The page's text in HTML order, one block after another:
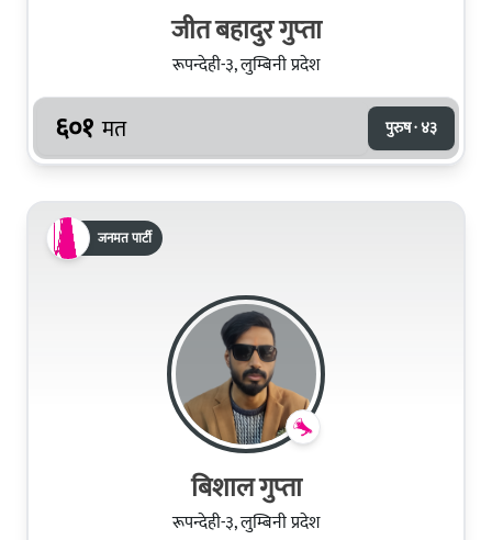
जीत बहादुर गुप्‍ता
रूपन्देही-३, लुम्बिनी प्रदेश
६०१ मत पुरुष · ४३
जनमत पार्टी
बिशाल गुप्‍ता
रूपन्देही-३, लुम्बिनी प्रदेश